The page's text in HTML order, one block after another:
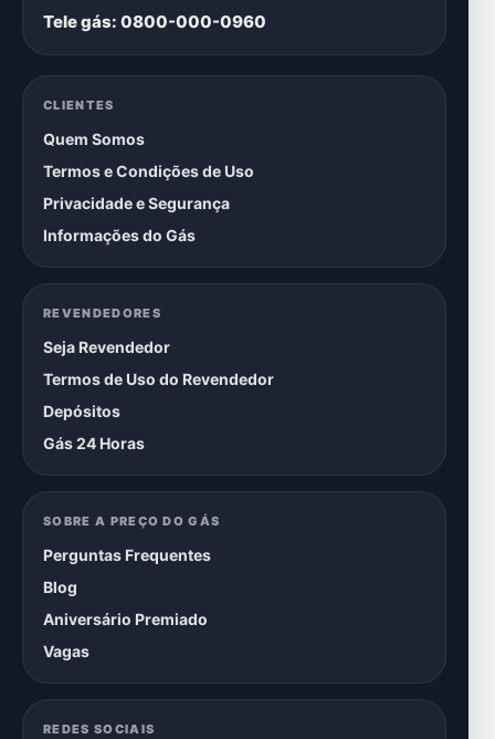
Tele gás: 0800-000-0960
CLIENTES
Quem Somos
Termos e Condições de Uso
Privacidade e Segurança
Informações do Gás
REVENDEDORES
Seja Revendedor
Termos de Uso do Revendedor
Depósitos
Gás 24 Horas
SOBRE A PREÇO DO GÁS
Perguntas Frequentes
Blog
Aniversário Premiado
Vagas
REDES SOCIAIS